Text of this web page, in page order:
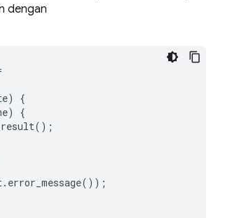
dengan
)
{
)
{
result();
. error_message());